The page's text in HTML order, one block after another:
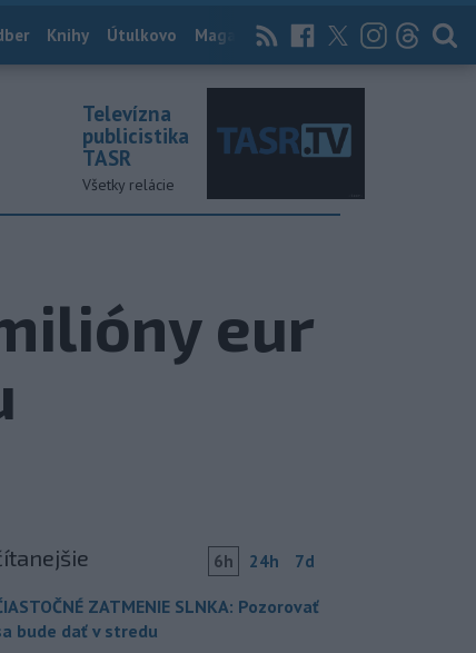
Knihy Útulkovo Magazín News Now Archív
Televízna
publicistika
TASR
Všetky relácie
eur
6h 24h 7d
ZATMENIE SLNKA: Pozorovať
bude dať v stredu